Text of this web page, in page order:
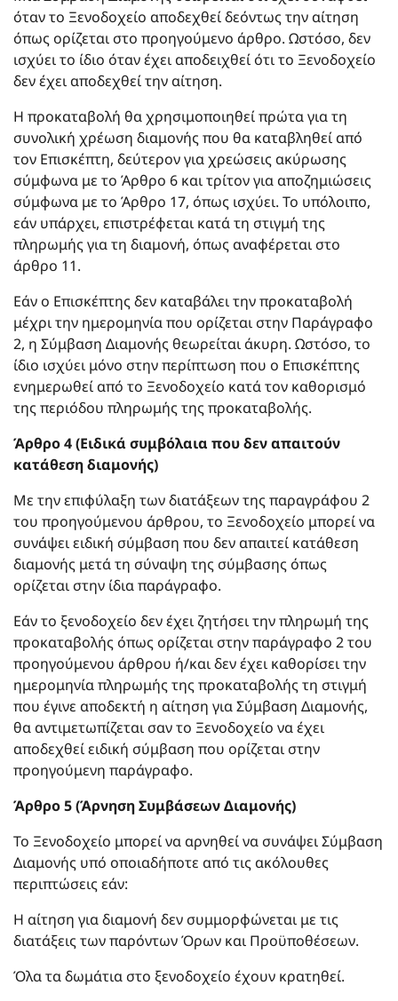
όταν το Ξενοδοχείο αποδεχθεί δεόντως την αίτηση
όπως ορίζεται στο προηγούμενο άρθρο. Ωστόσο, δεν
ισχύει το ίδιο όταν έχει αποδειχθεί ότι το Ξενοδοχείο
δεν έχει αποδεχθεί την αίτηση.
Η προκαταβολή θα χρησιμοποιηθεί πρώτα για τη
συνολική χρέωση διαμονής που θα καταβληθεί από
τον Επισκέπτη, δεύτερον για χρεώσεις ακύρωσης
σύμφωνα με το Άρθρο 6 και τρίτον για αποζημιώσεις
σύμφωνα με το Άρθρο 17, όπως ισχύει. Το υπόλοιπο,
εάν υπάρχει, επιστρέφεται κατά τη στιγμή της
πληρωμής για τη διαμονή, όπως αναφέρεται στο
άρθρο 11.
Εάν ο Επισκέπτης δεν καταβάλει την προκαταβολή
μέχρι την ημερομηνία που ορίζεται στην Παράγραφο
2, η Σύμβαση Διαμονής θεωρείται άκυρη. Ωστόσο, το
ίδιο ισχύει μόνο στην περίπτωση που ο Επισκέπτης
ενημερωθεί από το Ξενοδοχείο κατά τον καθορισμό
της περιόδου πληρωμής της προκαταβολής.
Άρθρο 4 (Ειδικά συμβόλαια που δεν απαιτούν
κατάθεση διαμονής)
Με την επιφύλαξη των διατάξεων της παραγράφου 2
του προηγούμενου άρθρου, το Ξενοδοχείο μπορεί να
συνάψει ειδική σύμβαση που δεν απαιτεί κατάθεση
διαμονής μετά τη σύναψη της σύμβασης όπως
ορίζεται στην ίδια παράγραφο.
Εάν το ξενοδοχείο δεν έχει ζητήσει την πληρωμή της
προκαταβολής όπως ορίζεται στην παράγραφο 2 του
προηγούμενου άρθρου ή/και δεν έχει καθορίσει την
ημερομηνία πληρωμής της προκαταβολής τη στιγμή
που έγινε αποδεκτή η αίτηση για Σύμβαση Διαμονής,
θα αντιμετωπίζεται σαν το Ξενοδοχείο να έχει
αποδεχθεί ειδική σύμβαση που ορίζεται στην
προηγούμενη παράγραφο.
Άρθρο 5 (Άρνηση Συμβάσεων Διαμονής)
Το Ξενοδοχείο μπορεί να αρνηθεί να συνάψει Σύμβαση
Διαμονής υπό οποιαδήποτε από τις ακόλουθες
περιπτώσεις εάν:
Η αίτηση για διαμονή δεν συμμορφώνεται με τις
διατάξεις των παρόντων Όρων και Προϋποθέσεων.
Όλα τα δωμάτια στο ξενοδοχείο έχουν κρατηθεί.